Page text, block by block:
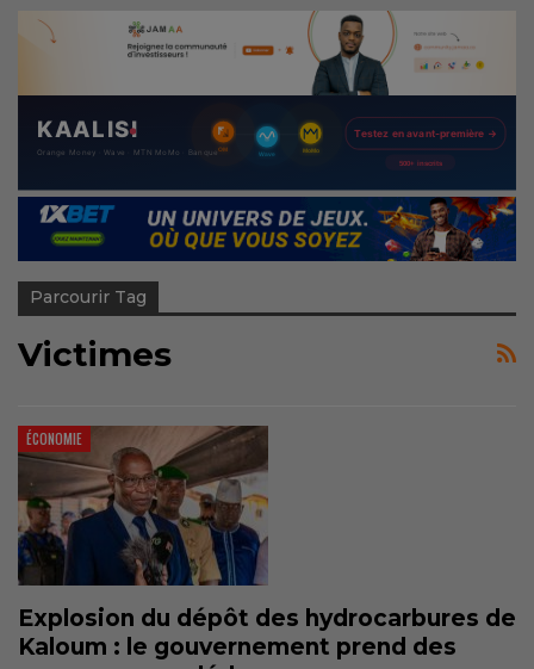
Parcourir Tag
Victimes
ÉCONOMIE
Explosion du dépôt des hydrocarbures de
Kaloum : le gouvernement prend des